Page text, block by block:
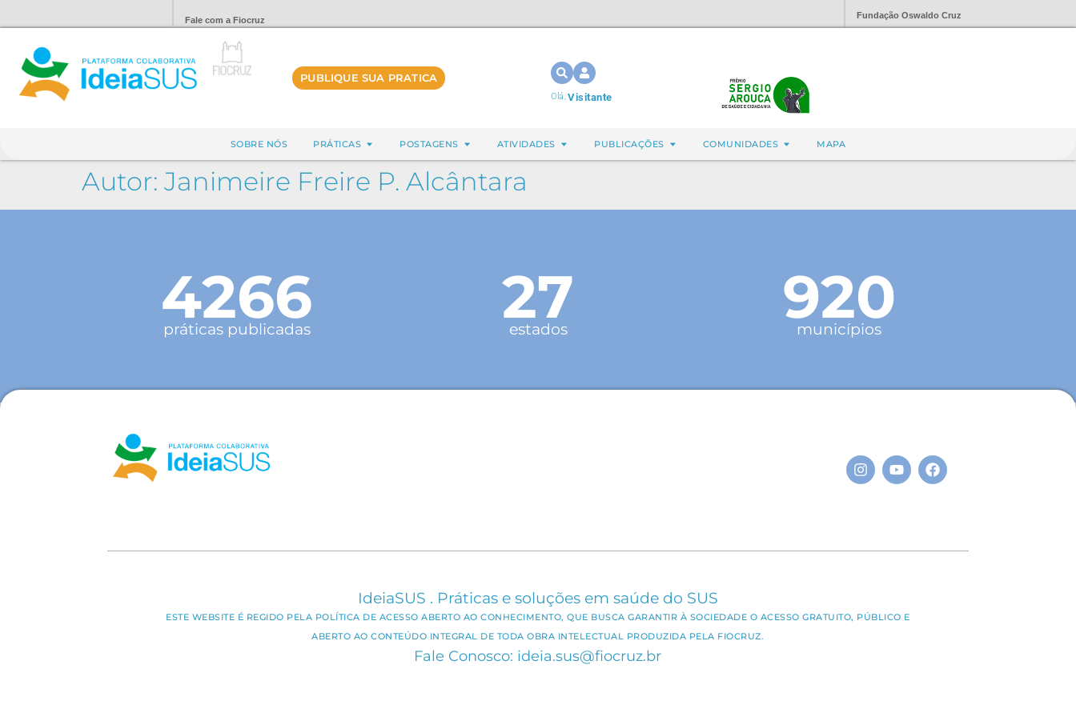
Fale com a Fiocruz Fundação Oswaldo Cruz
PUBLIQUE SUA PRATICA
Olá,Visitante
SOBRE NÓS PRÁTICAS POSTAGENS ATIVIDADES PUBLICAÇÕES COMUNIDADES MAPA
Autor: Janimeire Freire P. Alcântara
4266
práticas publicadas 27
estados 920
municípios
IdeiaSUS . Práticas e soluções em saúde do SUS
ESTE WEBSITE É REGIDO PELA POLÍTICA DE ACESSO ABERTO AO CONHECIMENTO, QUE BUSCA GARANTIR À SOCIEDADE O ACESSO GRATUITO, PÚBLICO E
ABERTO AO CONTEÚDO INTEGRAL DE TODA OBRA INTELECTUAL PRODUZIDA PELA FIOCRUZ.
Fale Conosco: ideia.sus@fiocruz.br